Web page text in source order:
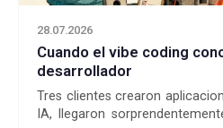
28.07.2026
Cuando el vibe coding
desarrollador
Tres clientes crearon
IA, llegaron